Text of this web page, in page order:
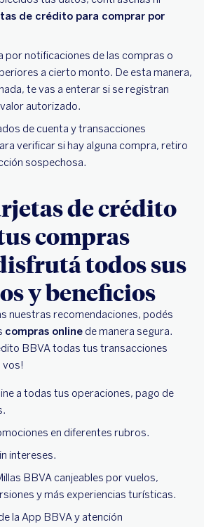
de crédito para comprar por
por notificaciones de las compras o
a cierto monto. De esta manera,
te vas a enterar si se registran
autorizado.
de cuenta y transacciones
verificar si hay alguna compra, retiro
sospechosa.
de crédito
compras
todos sus
y beneficios
nuestras recomendaciones, podés
compras online de manera segura.
BBVA todas tus transacciones
vos!
a todas tus operaciones, pago de
en diferentes rubros.
intereses.
BBVA canjeables por vuelos,
y más experiencias turísticas.
la App BBVA y atención